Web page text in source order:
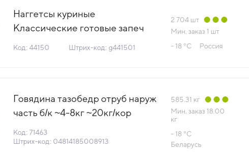
Наггетсы куриные
Классические готовые запеч
Код: 44150 Штрих-код: g441501
2 704шт
Мин. заказ 1 шт
- 18 °С
Россия
Говядина тазобедр отруб наруж
часть б/к ~4-8кг ~20кг/кор
(КОР) (КОД 71463)(-18°С)
Код: 71463
Штрих-код: 04814185008913
585.31 кг
Мин. заказ 18.00
кг
- 18 °С
Беларусь